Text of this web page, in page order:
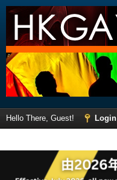
Hello There, Guest! Login